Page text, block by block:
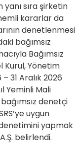
yanı sıra şirketin
kararlar da
denetlenmesi
bağımsız
Bağımsız
Kurul, Yönetim
31 Aralık 2026
Yeminli Mali
denetçi
uygun
yapmak
belirlendi.